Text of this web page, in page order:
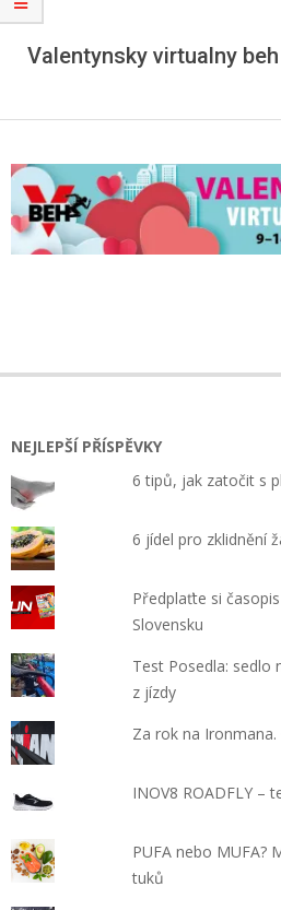
Valentynsky virtualny
NEJLEPŠÍ PŘÍSPĚVKY
6 tipů, jak zatočit s
6 jídel pro zklidnění
Předplaťte si
Slovensku
Test Posedla: sedlo
z jízdy
Za rok na
INOV8 ROADFLY –
PUFA nebo MUFA?
tuků